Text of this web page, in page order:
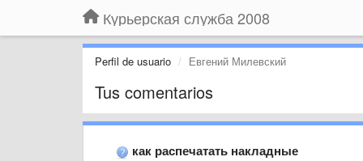
Курьерская служба 2008
Perfil de usuario Евгений Милевский
Tus comentarios
как распечатать накладные